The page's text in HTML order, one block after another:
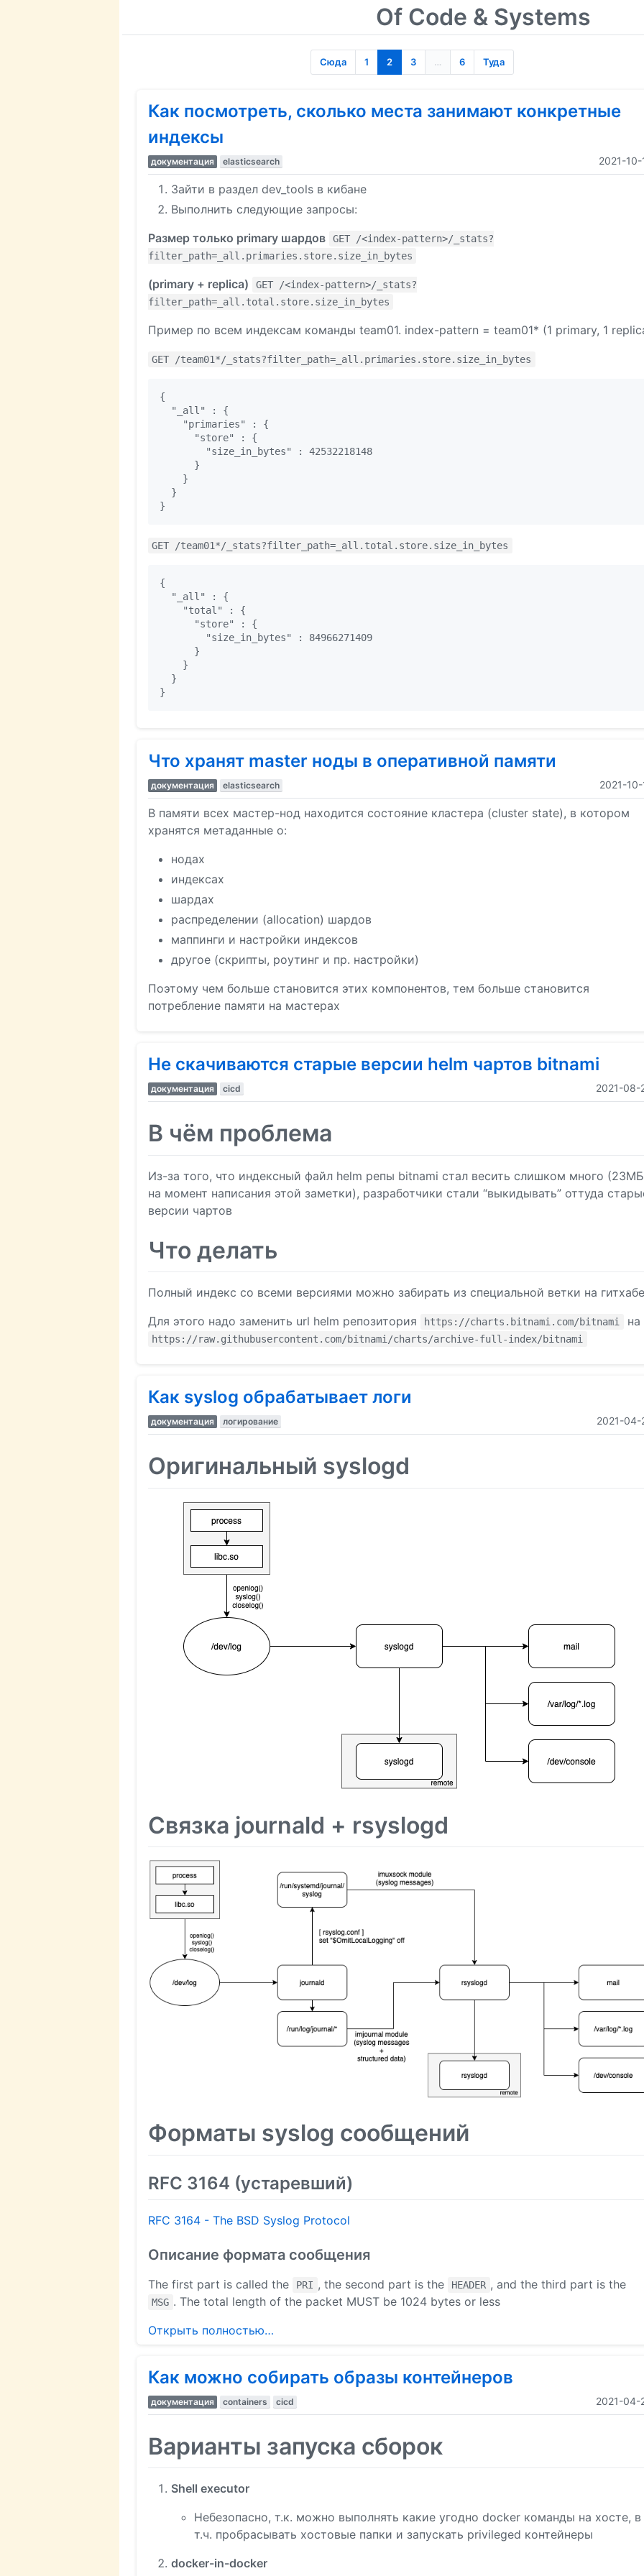
Of Code & Systems
Сюда 1 2 3 … 6 Туда
Как посмотреть, сколько места занимают конкретные
индексы
документация elasticsearch 2021-10-
Зайти в раздел dev_tools в кибане
Выполнить следующие запросы:
Размер только primary шардов
GET /<index-pattern>/_stats?
filter_path=_all.primaries.store.size_in_bytes
(primary + replica)
GET /<index-pattern>/_stats?
filter_path=_all.total.store.size_in_bytes
Пример по всем индексам команды team01. index-pattern = team01* (1 primary, 1
GET /team01*/_stats?filter_path=_all.primaries.store.size_in_bytes
{
  "_all" : {
    "primaries" : {
      "store" : {
        "size_in_bytes" : 42532218148
      }
    }
  }
GET /team01*/_stats?filter_path=_all.total.store.size_in_bytes
{
  "_all" : {
    "total" : {
      "store" : {
        "size_in_bytes" : 84966271409
      }
    }
  }
Что хранят master ноды в оперативной памяти
документация elasticsearch 2021-10-
В памяти всех мастер-нод находится состояние кластера (cluster state), в котором
хранятся метаданные о:
нодах
индексах
шардах
распределении (allocation) шардов
маппинги и настройки индексов
другое (скрипты, роутинг и пр. настройки)
Поэтому чем больше становится этих компонентов, тем больше становится
потребление памяти на мастерах
Не скачиваются старые версии helm чартов bitnami
документация cicd 2021-08-
В чём проблема
Из-за того, что индексный файл helm репы bitnami стал весить слишком много
на момент написания этой заметки), разработчики стали “выкидывать” оттуда
версии чартов
Что делать
Полный индекс со всеми версиями можно забирать из специальной ветки на гитхабе
Для этого надо заменить url helm репозитория
https://charts.bitnami.com/bitnami на
https://raw.githubusercontent.com/bitnami/charts/archive-full-index/bitnami
Как syslog обрабатывает логи
документация логирование 2021-04-
Оригинальный syslogd
Cвязка journald + rsyslogd
Форматы syslog сообщений
RFC 3164 (устаревший)
RFC 3164 - The BSD Syslog Protocol
Описание формата сообщения
The first part is called the PRI , the second part is the HEADER , and the third part is the
MSG . The total length of the packet MUST be 1024 bytes or less
Открыть полностью…
Как можно собирать образы контейнеров
документация containers cicd 2021-04-
Варианты запуска сборок
Shell executor
Небезопасно, т.к. можно выполнять какие угодно docker команды на хосте, в
т.ч. пробрасывать хостовые папки и запускать privileged контейнеры
docker-in-docker